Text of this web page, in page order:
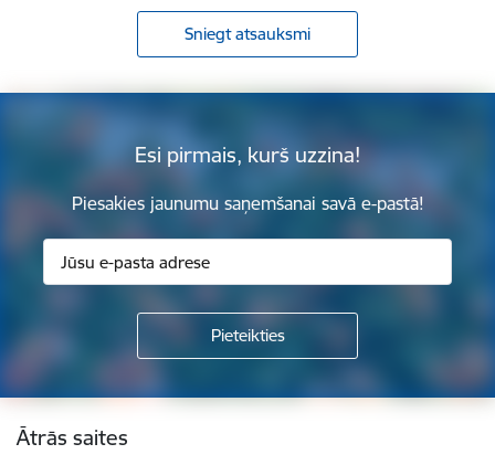
Sniegt atsauksmi
Esi pirmais, kurš uzzina!
Piesakies jaunumu saņemšanai savā e-pastā!
Kājene
Ātrās saites